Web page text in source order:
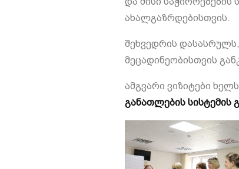
ახალგაზრდებისთვის.
შეხვედრის
მეცადინეობისთვის
ამგვარი ვიზიტები
განათლების სისტემის